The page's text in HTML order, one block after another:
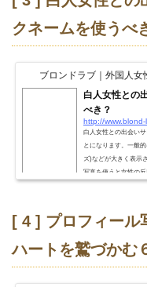
クネームを使うべ
ブロンドラブ｜外国人女
白人女性との
べき？
http://
白人女性との出会い
とになります。一般
ズ)などが大きく表示
写真を使うと女性の
て、解説したいと思い
[ 4 ] プロフィール
ハートを鷲づかむ